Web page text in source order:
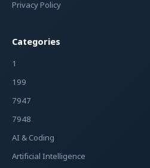
Privacy Policy
Categories
1
199
7947
7948
AI & Coding
Artificial Intelligence